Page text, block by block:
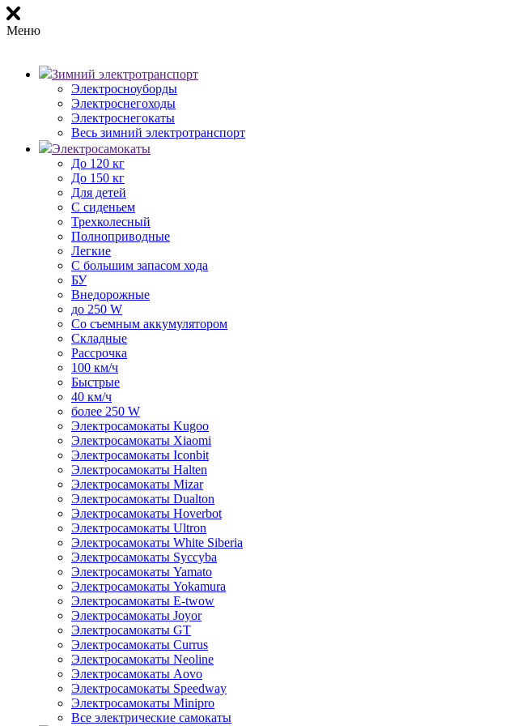
Меню
Зимний электротранспорт
Электросноуборды
Электроснегоходы
Электроснегокаты
Весь зимний электротранспорт
Электросамокаты
До 120 кг
До 150 кг
Для детей
С сиденьем
Трехколесный
Полноприводные
Легкие
С большим запасом хода
БУ
Внедорожные
до 250 W
Со съемным аккумулятором
Складные
Рассрочка
100 км/ч
Быстрые
40 км/ч
более 250 W
Электросамокаты Kugoo
Электросамокаты Xiaomi
Электросамокаты Iconbit
Электросамокаты Halten
Электросамокаты Mizar
Электросамокаты Dualton
Электросамокаты Hoverbot
Электросамокаты Ultron
Электросамокаты White Siberia
Электросамокаты Syccyba
Электросамокаты Yamato
Электросамокаты Yokamura
Электросамокаты E-twow
Электросамокаты Joyor
Электросамокаты GT
Электросамокаты Currus
Электросамокаты Neoline
Электросамокаты Aovo
Электросамокаты Speedway
Электросамокаты Minipro
Все электрические самокаты